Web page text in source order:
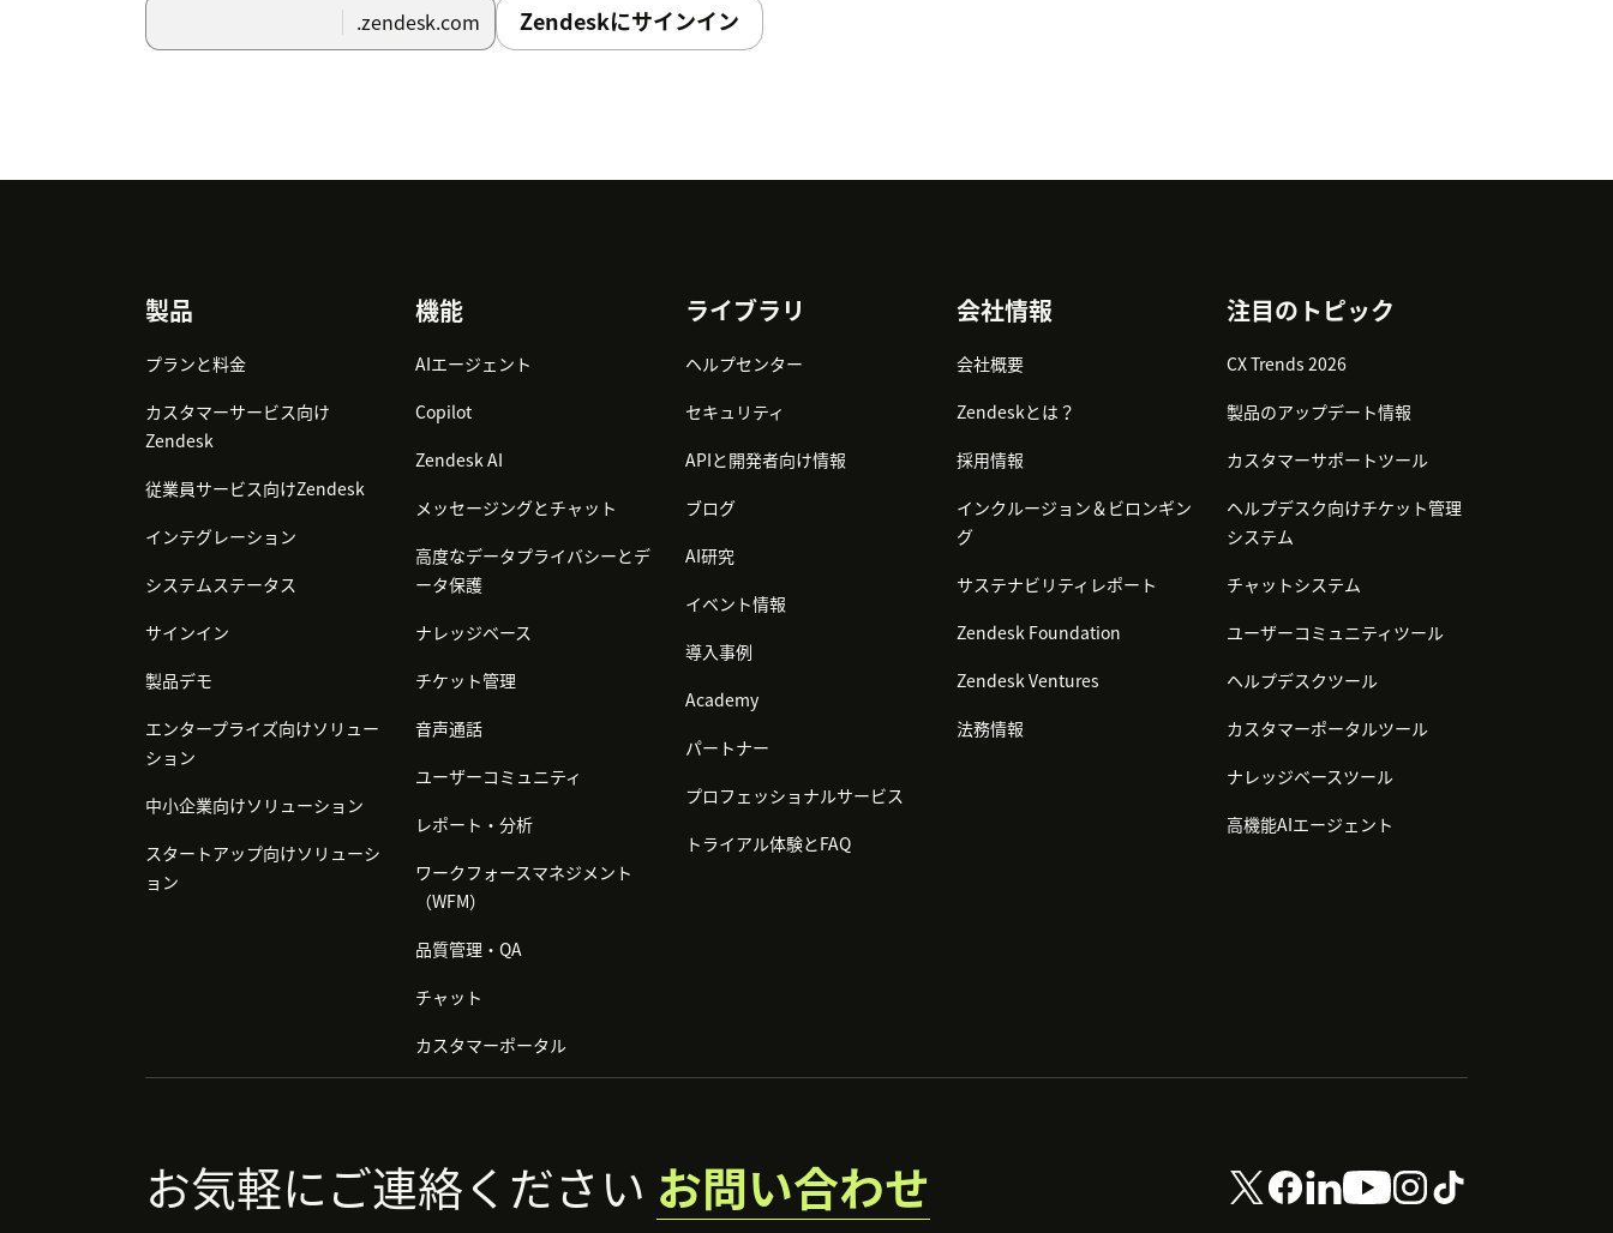
.zendesk.com Zendeskにサインイン
製品
プランと料金
カスタマーサービス向け
Zendesk
従業員サービス向けZendesk
インテグレーション
システムステータス
サインイン
製品デモ
エンタープライズ向けソリュー
ション
中小企業向けソリューション
スタートアップ向けソリューシ
ョン
機能
AIエージェント
Copilot
Zendesk AI
メッセージングとチャット
高度なデータプライバシーとデ
ータ保護
ナレッジベース
チケット管理
音声通話
ユーザーコミュニティ
レポート・分析
ワークフォースマネジメント
（WFM）
品質管理・QA
チャット
カスタマーポータル
ライブラリ
ヘルプセンター
セキュリティ
APIと開発者向け情報
ブログ
AI研究
イベント情報
導入事例
Academy
パートナー
プロフェッショナルサービス
トライアル体験とFAQ
会社情報
会社概要
Zendeskとは？
採用情報
インクルージョン＆ビロンギン
グ
サステナビリティレポート
Zendesk Foundation
Zendesk Ventures
法務情報
注目のトピック
CX Trends 2026
製品のアップデート情報
カスタマーサポートツール
ヘルプデスク向けチケット管理
システム
チャットシステム
ユーザーコミュニティツール
ヘルプデスクツール
カスタマーポータルツール
ナレッジベースツール
高機能AIエージェント
お気軽にご連絡ください お問い合わせ